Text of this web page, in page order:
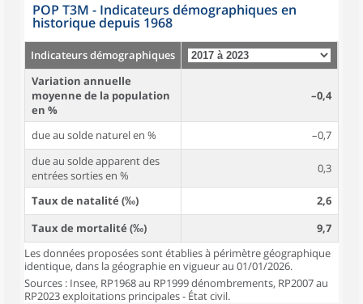
POP T3M - Indicateurs démographiques en
historique depuis 1968
Indicateurs démographiques
Variation annuelle
moyenne de la population
en %
–0,4
due au solde naturel en %
–0,7
due au solde apparent des
entrées sorties en %
0,3
Taux de natalité (‰)
2,6
Taux de mortalité (‰)
9,7
Les données proposées sont établies à périmètre géographique
identique, dans la géographie en vigueur au 01/01/2026.
Sources : Insee, RP1968 au RP1999 dénombrements, RP2007 au
RP2023 exploitations principales - État civil.